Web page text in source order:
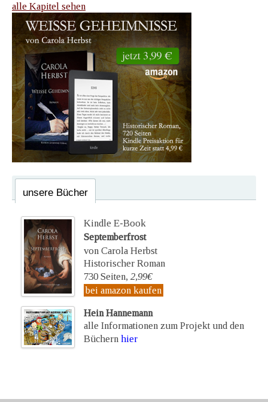
alle Kapitel sehen
unsere Bücher
Kindle E-Book
Septemberfrost
von Carola Herbst
Historischer Roman
730 Seiten, 2,99€
bei amazon kaufen
Hein Hannemann
alle Informationen zum Projekt und den
Büchern hier